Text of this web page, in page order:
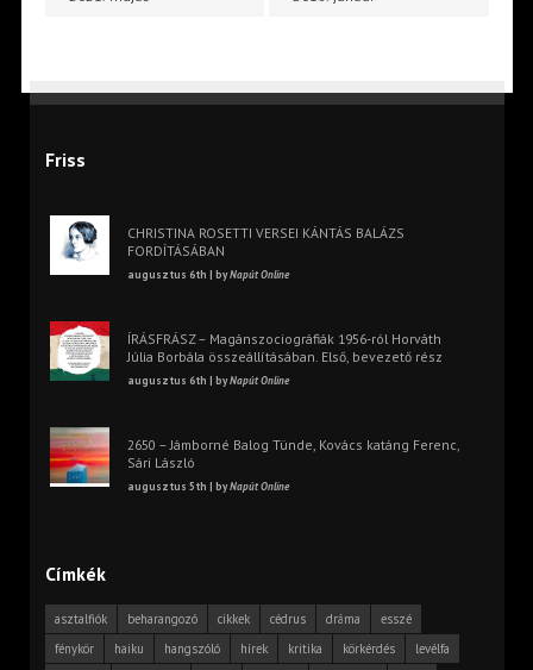
Friss
CHRISTINA ROSETTI VERSEI KÁNTÁS BALÁZS
FORDÍTÁSÁBAN
augusztus 6th | byNapút Online
ÍRÁSFRÁSZ – Magánszociográfiák 1956-ról Horváth
Júlia Borbála összeállításában. Első, bevezető rész
augusztus 6th | byNapút Online
2650 – Jámborné Balog Tünde, Kovács katáng Ferenc,
Sári László
augusztus 5th | byNapút Online
Címkék
asztalfiók beharangozó cikkek cédrus dráma
esszé
fénykör
haiku hangszóló hírek kritika körkérdés
levélfa